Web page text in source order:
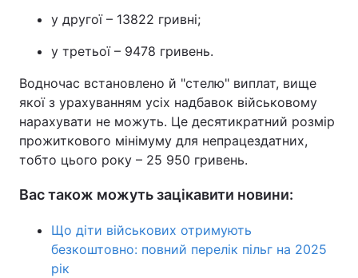
у другої – 13822 гривні;
у третьої – 9478 гривень.
Водночас встановлено й "стелю" виплат, вище
якої з урахуванням усіх надбавок військовому
нарахувати не можуть. Це десятикратний розмір
прожиткового мінімуму для непрацездатних,
тобто цього року – 25 950 гривень.
Вас також можуть зацікавити новини:
Що діти військових отримують
безкоштовно: повний перелік пільг на 2025
рік